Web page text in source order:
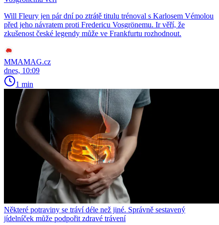
Will Fleury jen pár dní po ztrátě titulu trénoval s Karlosem Vémolou
před jeho návratem proti Fredericu Vosgrönemu. Ir věří, že
zkušenost české legendy může ve Frankfurtu rozhodnout.
MMAMAG.cz
dnes, 10:09
1 min
Některé potraviny se tráví déle než jiné. Správně sestavený
jídelníček může podpořit zdravé trávení